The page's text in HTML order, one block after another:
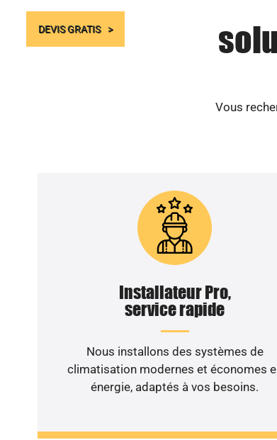
DEVIS GRATIS
Vous
Installateur Pro,
service rapide
Nous installons des systèmes de
climatisation modernes et économes
énergie, adaptés à vos besoins.